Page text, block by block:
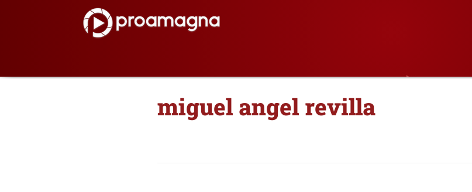
miguel angel revilla